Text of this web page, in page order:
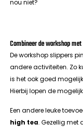
nou niet?
Combineer de workshop
De workshop slippers
andere activiteiten. Zo
is het ook goed
Hierbij lopen de
Een andere leuke
high tea. Gezellig met